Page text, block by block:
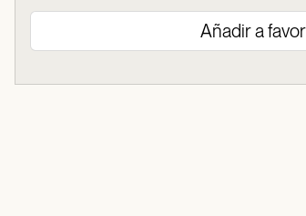
Añadir a